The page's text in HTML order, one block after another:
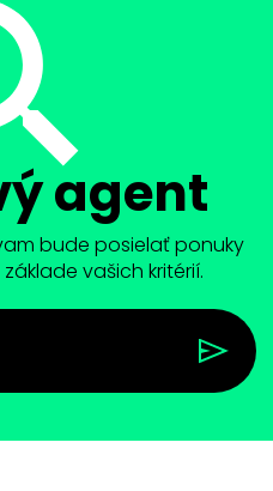
agent
bude posielať ponuky
vašich kritérií.